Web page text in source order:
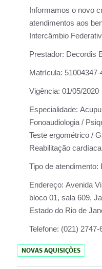
Informamos o novo
atendimentos aos
Intercâmbio
Prestador: Decordis
Matrícula: 51004347-
Vigência: 01/05/2020
Especialidade:
Fonoaudiologia /
Teste ergométrico /
Reabilitação cardíaca
Tipo de atendimento:
Endereço: Avenida
bloco 01, sala 609,
Estado do Rio de
Telefone: (021) 2747-
NOVAS AQUISIÇÕES